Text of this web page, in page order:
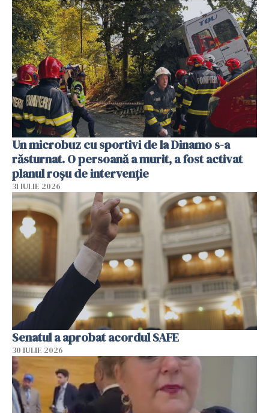
Un microbuz cu sportivi de la Dinamo s-a
răsturnat. O persoană a murit, a fost activat
planul roșu de intervenție
31 IULIE 2026
Senatul a aprobat acordul SAFE
30 IULIE 2026